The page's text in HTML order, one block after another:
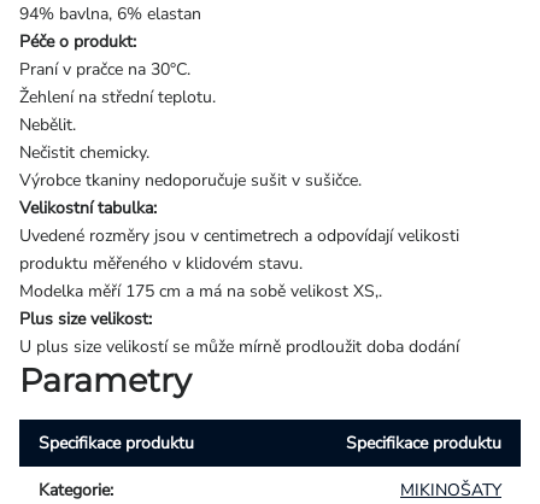
94% bavlna, 6% elastan
Péče o produkt:
Praní v pračce na 30°C.
Žehlení na střední teplotu.
Nebělit.
Nečistit chemicky.
Výrobce tkaniny nedoporučuje sušit v sušičce.
Velikostní tabulka:
Uvedené rozměry jsou v centimetrech a odpovídají velikosti
produktu měřeného v klidovém stavu.
Modelka měří 175 cm a má na sobě velikost XS,.
Plus size velikost:
U plus size velikostí se může mírně prodloužit doba dodání
Parametry
Specifikace produktu Specifikace produktu
Kategorie: MIKINOŠATY